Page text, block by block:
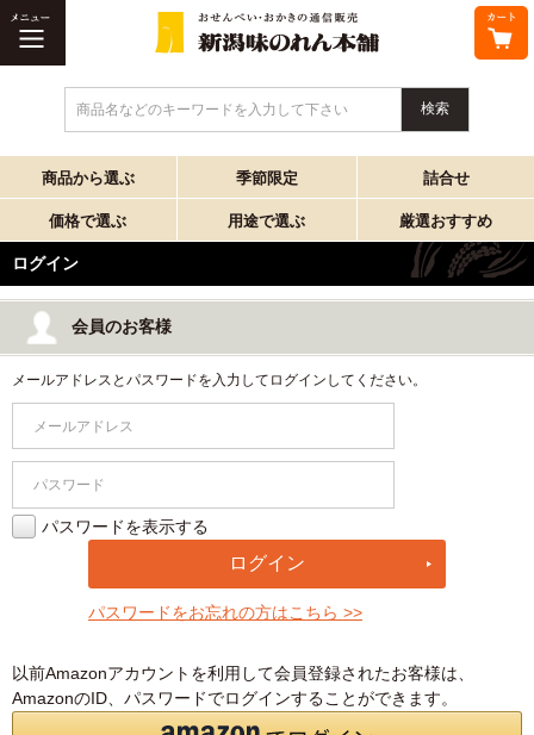
商品名などのキーワードを入力して下さい
商品から選ぶ 季節限定 詰合せ
価格で選ぶ 用途で選ぶ 厳選おすすめ
ログイン
会員のお客様
メールアドレスとパスワードを入力してログインしてください。
パスワードを表示する
パスワードをお忘れの方はこちら >>
以前Amazonアカウントを利用して会員登録されたお客様は、
AmazonのID、パスワードでログインすることができます。